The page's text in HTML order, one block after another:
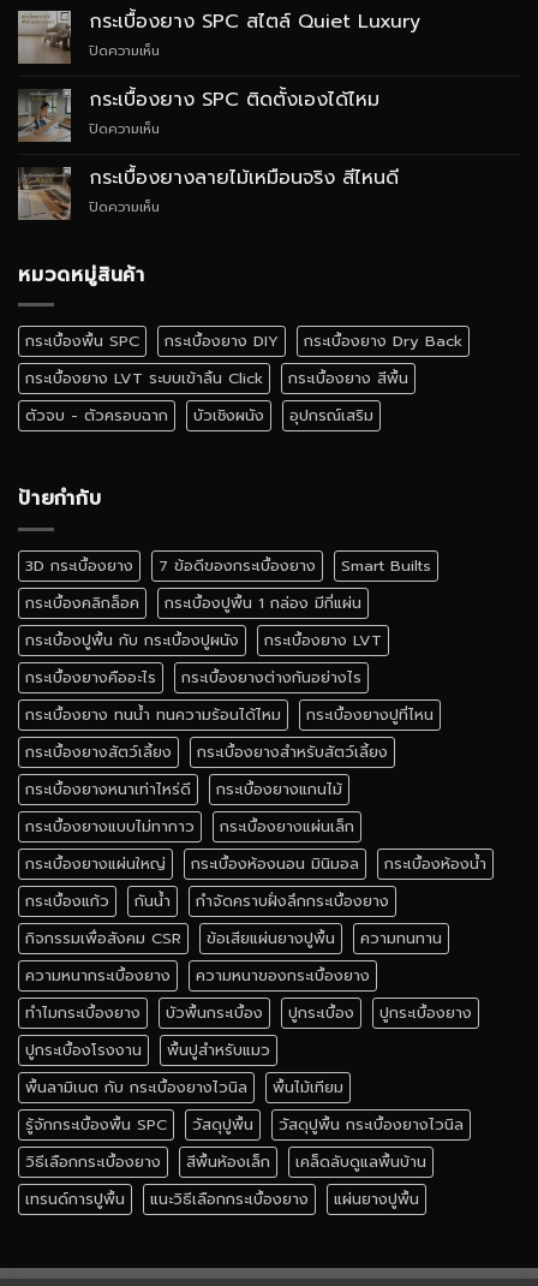
ยาง
SPC
ต่าง
กระเบื้องยาง SPC สไตล์ Quiet Luxury
ปิดความเห็น
ยาง
SPC
Luxury
กระเบื้องยาง SPC ติดตั้งเองได้ไหม
ปิดความเห็น
ยาง
SPC
กระเบื้องยางลายไม้เหมือนจริง สีไหนดี
ปิดความเห็น
สี
ไหน
ดี
หมวดหมู่สินค้า
กระเบื้องพื้น SPC กระเบื้องยาง DIY
กระเบื้องยาง Dry Back
กระเบื้องยาง LVT ระบบเข้าลิ้น Click
กระเบื้องยาง สีพื้น
ตัวจบ - ตัวครอบฉาก
บัวเชิงผนัง อุปกรณ์เสริม
ป้ายกำกับ
3D กระเบื้องยาง 7 ข้อดีของกระเบื้องยาง
Smart Builts
กระเบื้องคลิกล็อค
กระเบื้องปูพื้น 1 กล่อง มีกี่แผ่น
กระเบื้องปูพื้น กับ กระเบื้องปูผนัง
กระเบื้องยาง LVT
กระเบื้องยางคืออะไร
กระเบื้องยางต่างกันอย่างไร
กระเบื้องยาง ทนน้ำ ทนความร้อนได้ไหม
กระเบื้องยางปูที่ไหน
กระเบื้องยางสัตว์เลี้ยง
กระเบื้องยางสำหรับสัตว์เลี้ยง
กระเบื้องยางหนาเท่าไหร่ดี
กระเบื้องยางแกนไม้
กระเบื้องยางแบบไม่ทากาว
กระเบื้องยางแผ่นเล็ก
กระเบื้องยางแผ่นใหญ่
กระเบื้องห้องนอน มินิมอล
กระเบื้องห้องน้ำ
กระเบื้องแก้ว
กันน้ำ
กำจัดคราบฝั่งลึกกระเบื้องยาง
กิจกรรมเพื่อสังคม CSR
ข้อเสียแผ่นยางปูพื้น
ความทนทาน
ความหนากระเบื้องยาง
ความหนาของกระเบื้องยาง
ทำไมกระเบื้องยาง
บัวพื้นกระเบื้อง ปูกระเบื้อง
ปูกระเบื้องยาง
ปูกระเบื้องโรงงาน
พื้นปูสำหรับแมว
พื้นลามิเนต กับ กระเบื้องยางไวนิล
พื้นไม้เทียม
รู้จักกระเบื้องพื้น SPC
วัสดุปูพื้น
วัสดุปูพื้น กระเบื้องยางไวนิล
วิธีเลือกกระเบื้องยาง
สีพื้นห้องเล็ก
เคล็ดลับดูแลพื้นบ้าน
เทรนด์การปูพื้น
แนะวิธีเลือกกระเบื้องยาง แผ่นยางปูพื้น